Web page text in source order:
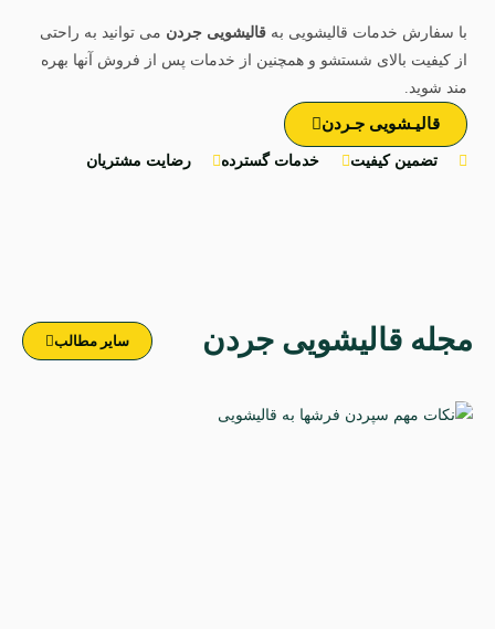
با سفارش خدمات قالیشویی بهقالیشویی جردنمی توانید به راحتی
از کیفیت بالای شستشو و همچنین از خدمات پس از فروش آنها بهره
مند شوید.
قالیـشویی جـردن
تضمین کیفیت خدمات گسترده‌ رضایت مشتریان
مجله قالیشویی جردن سایر مطالب